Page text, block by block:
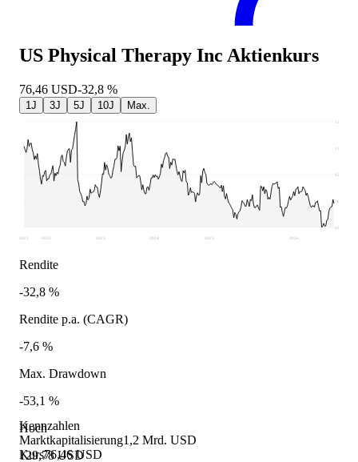
Kennzahlen
Marktkapitalisierung1,2 Mrd. USD
Kurs76,46 USD
US Physical Therapy Inc Aktienkurs
76,46 USD-32,8 %
1J 3J 5J 10J Max.
60,85
78,08
95,31
112,55
129,78
2021 2022 2023 2024 2025 2026
Rendite
-32,8 %
Rendite p.a. (CAGR)
-7,6 %
Max. Drawdown
-53,1 %
Hoch
129,78 USD